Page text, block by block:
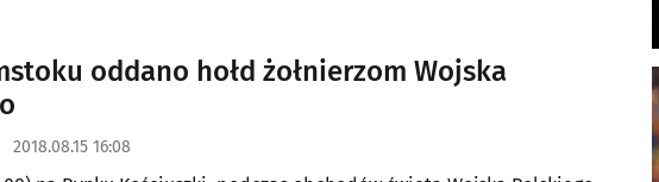
oddano hołd żołnierzom Wojska
2018.08.15 16:08